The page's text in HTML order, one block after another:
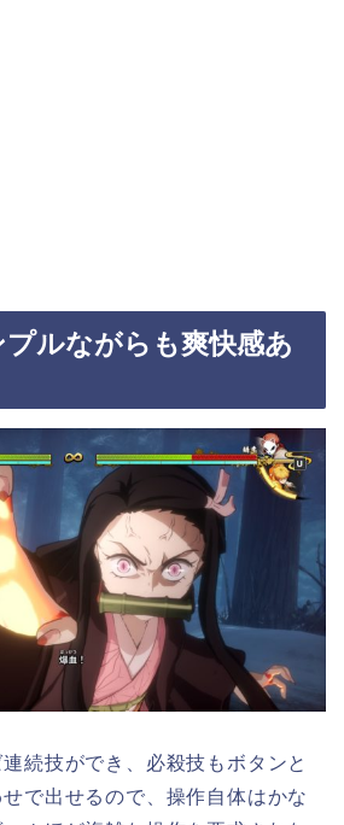
ルながらも爽快感あ
続技ができ、必殺技もボタンと
で出せるので、操作自体はかな